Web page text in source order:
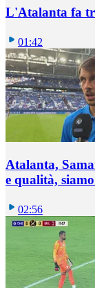
L'Atalanta fa
01:42
Atalanta,
e qualità,
02:56